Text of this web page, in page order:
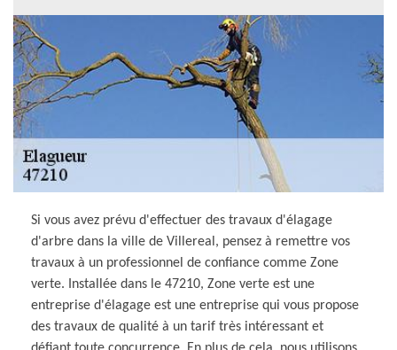
Si vous avez prévu d'effectuer des travaux d'élagage
d'arbre dans la ville de Villereal, pensez à remettre vos
travaux à un professionnel de confiance comme Zone
verte. Installée dans le 47210, Zone verte est une
entreprise d'élagage est une entreprise qui vous propose
des travaux de qualité à un tarif très intéressant et